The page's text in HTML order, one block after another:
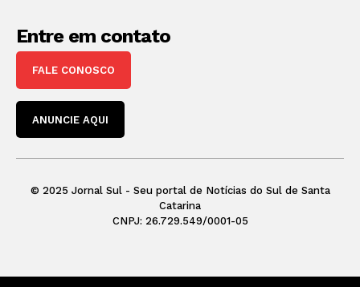
Entre em contato
FALE CONOSCO
ANUNCIE AQUI
© 2025 Jornal Sul - Seu portal de Notícias do Sul de Santa
Catarina
CNPJ: 26.729.549/0001-05